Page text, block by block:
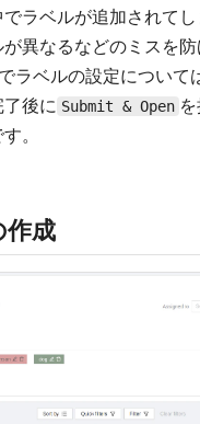
ラベルが追加されて
異なるなどのミスを防
ラベルの設定について
後に Submit & Open
。
成